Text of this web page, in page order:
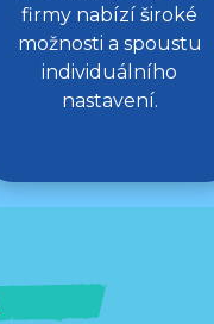
firmy nabízí široké
možnosti a spoustu
individuálního
nastavení.